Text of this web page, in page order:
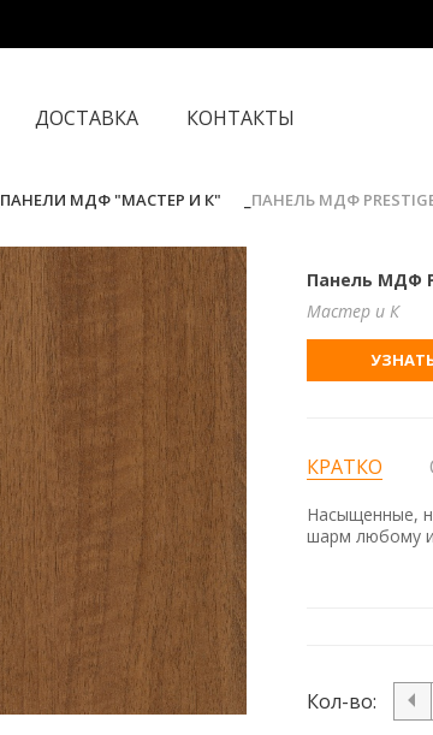
ДОСТАВКА КОНТАКТЫ
ПАНЕЛИ МДФ "МАСТЕР И К" ПАНЕЛЬ МДФ
Панель МДФ
Мастер и К
КРАТКО
Насыщенные,
шарм любому
Кол-во: